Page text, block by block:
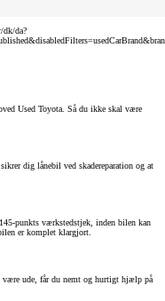
dk/da?
Used Toyota. Så du ikke skal være
dig lånebil ved skadereparation og at
punkts værkstedstjek, inden bilen kan
er komplet klargjort.
være ude, får du nemt og hurtigt hjælp på